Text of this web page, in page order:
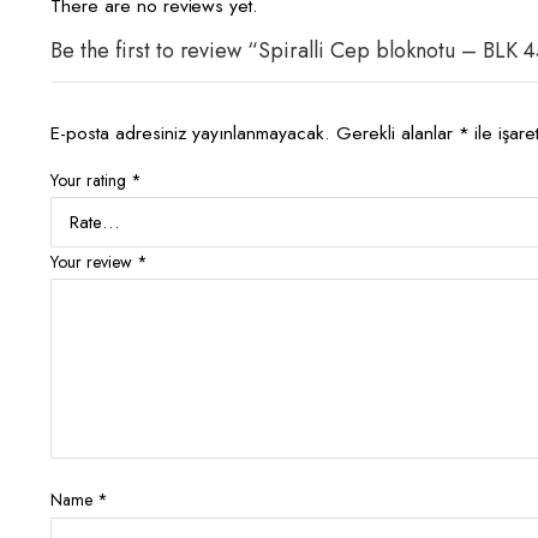
Be the first to review “Spiralli Cep bloknotu – BLK
E-posta adresiniz yayınlanmayacak. Gerekli alanlar * ile
Your rating *
Your review *
Name *